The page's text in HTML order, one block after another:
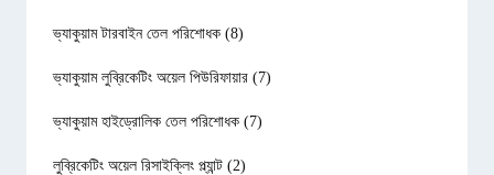
ভ্যাকুয়াম টারবাইন তেল পরিশোধক (8)
ভ্যাকুয়াম লুব্রিকেটিং অয়েল পিউরিফায়ার (7)
ভ্যাকুয়াম হাইড্রোলিক তেল পরিশোধক (7)
লুব্রিকেটিং অয়েল রিসাইক্লিং প্ল্যান্ট (2)